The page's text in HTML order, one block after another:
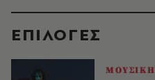
EΠΙΛΟΓΈΣ
ΜΟΥΣΙΚΗ